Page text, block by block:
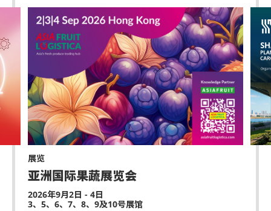
展览
亚洲国际果蔬展览会
2026年9月2日 - 4日
3、5、6、7、8、9及10号展馆